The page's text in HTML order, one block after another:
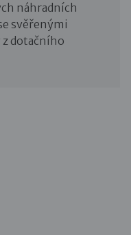
náhradních
svěřenými
dotačního